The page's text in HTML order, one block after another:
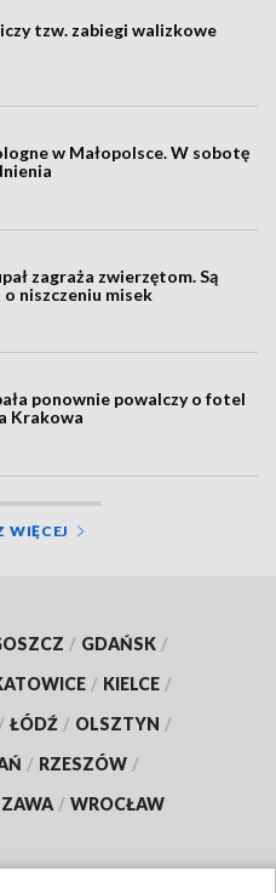
tzw. zabiegi walizkowe
w Małopolsce. W sobotę
zagraża zwierzętom. Są
o niszczeniu misek
ponownie powalczy o fotel
Krakowa
WIĘCEJ
/ GDAŃSK /
/ KIELCE /
/ ŁÓDŹ / OLSZTYN /
/ RZESZÓW /
/ WROCŁAW